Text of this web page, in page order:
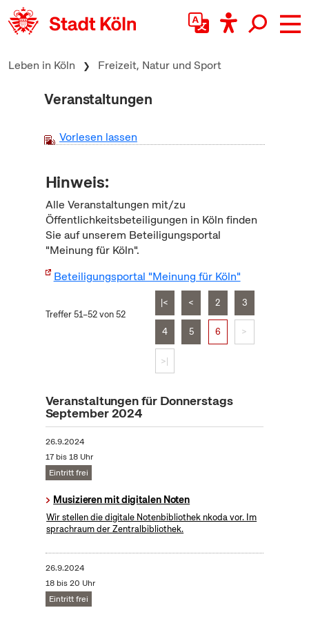
zum Inhalt springen
Leben in Köln Freizeit, Natur und Sport
Veranstaltungen
Vorlesen lassen
Hinweis:
Alle Veranstaltungen mit/zu
Öffentlichkeitsbeteiligungen in Köln finden
Sie auf unserem Beteiligungsportal
"Meinung für Köln".
Beteiligungsportal "Meinung für Köln"
Treffer 51–52 von 52
|< < 2 3
4 5 6 >
>|
Veranstaltungen für Donnerstags
September 2024
26.9.2024
17 bis 18 Uhr
Eintritt frei
Musizieren mit digitalen Noten
Wir stellen die digitale Notenbibliothek nkoda vor. Im
sprachraum der Zentralbibliothek.
26.9.2024
18 bis 20 Uhr
Eintritt frei